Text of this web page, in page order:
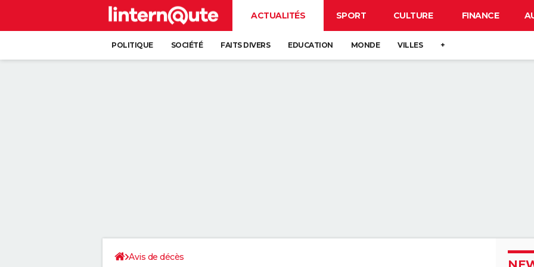
ACTUALITÉS SPORT CULTURE FINANCE
POLITIQUE SOCIÉTÉ FAITS DIVERS EDUCATION MONDE VILLES +
Avis de décès